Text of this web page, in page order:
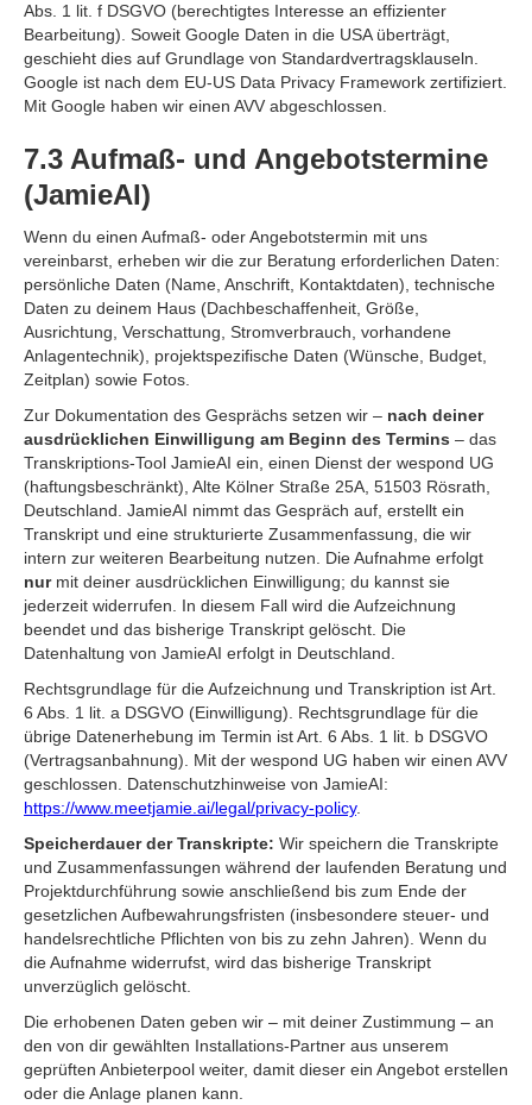
Abs. 1 lit. f DSGVO (berechtigtes Interesse an effizienter
Bearbeitung). Soweit Google Daten in die USA überträgt,
geschieht dies auf Grundlage von Standardvertragsklauseln.
Google ist nach dem EU-US Data Privacy Framework zertifiziert.
Mit Google haben wir einen AVV abgeschlossen.
7.3 Aufmaß- und Angebotstermine
(JamieAI)
Wenn du einen Aufmaß- oder Angebotstermin mit uns
vereinbarst, erheben wir die zur Beratung erforderlichen Daten:
persönliche Daten (Name, Anschrift, Kontaktdaten), technische
Daten zu deinem Haus (Dachbeschaffenheit, Größe,
Ausrichtung, Verschattung, Stromverbrauch, vorhandene
Anlagentechnik), projektspezifische Daten (Wünsche, Budget,
Zeitplan) sowie Fotos.
Zur Dokumentation des Gesprächs setzen wir – nach deiner
ausdrücklichen Einwilligung am Beginn des Termins – das
Transkriptions-Tool JamieAI ein, einen Dienst der wespond UG
(haftungsbeschränkt), Alte Kölner Straße 25A, 51503 Rösrath,
Deutschland. JamieAI nimmt das Gespräch auf, erstellt ein
Transkript und eine strukturierte Zusammenfassung, die wir
intern zur weiteren Bearbeitung nutzen. Die Aufnahme erfolgt
nurmit deiner ausdrücklichen Einwilligung; du kannst sie
jederzeit widerrufen. In diesem Fall wird die Aufzeichnung
beendet und das bisherige Transkript gelöscht. Die
Datenhaltung von JamieAI erfolgt in Deutschland.
Rechtsgrundlage für die Aufzeichnung und Transkription ist Art.
6 Abs. 1 lit. a DSGVO (Einwilligung). Rechtsgrundlage für die
übrige Datenerhebung im Termin ist Art. 6 Abs. 1 lit. b DSGVO
(Vertragsanbahnung). Mit der wespond UG haben wir einen AVV
geschlossen. Datenschutzhinweise von JamieAI:
https://www.meetjamie.ai/legal/privacy-policy.
Speicherdauer der Transkripte: Wir speichern die Transkripte
und Zusammenfassungen während der laufenden Beratung und
Projektdurchführung sowie anschließend bis zum Ende der
gesetzlichen Aufbewahrungsfristen (insbesondere steuer- und
handelsrechtliche Pflichten von bis zu zehn Jahren). Wenn du
die Aufnahme widerrufst, wird das bisherige Transkript
unverzüglich gelöscht.
Die erhobenen Daten geben wir – mit deiner Zustimmung – an
den von dir gewählten Installations-Partner aus unserem
geprüften Anbieterpool weiter, damit dieser ein Angebot erstellen
oder die Anlage planen kann.